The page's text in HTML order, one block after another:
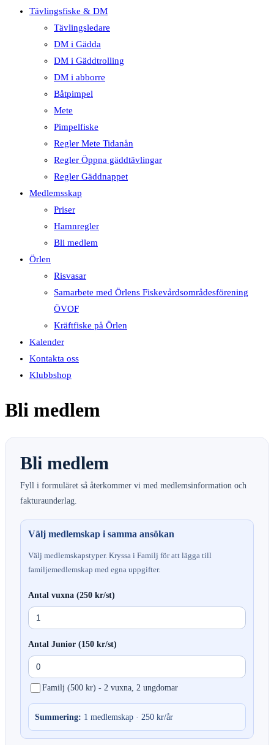
Tävlingsfiske & DM
Tävlingsledare
DM i Gädda
DM i Gäddtrolling
DM i abborre
Båtpimpel
Mete
Pimpelfiske
Regler Mete Tidanån
Regler Öppna gäddtävlingar
Regler Gäddnappet
Medlemsskap
Priser
Hamnregler
Bli medlem
Örlen
Risvasar
Samarbete med Örlens Fiskevårdsområdesförening
ÖVOF
Kräftfiske på Örlen
Kalender
Kontakta oss
Klubbshop
Bli medlem
Bli medlem
Fyll i formuläret så återkommer vi med medlemsinformation och
fakturaunderlag.
Välj medlemskap i samma ansökan
Välj medlemskapstyper. Kryssa i Familj för att lägga till
familjemedlemskap med egna uppgifter.
Antal vuxna (250 kr/st)
Antal Junior (150 kr/st)
Familj (500 kr) - 2 vuxna, 2 ungdomar
Summering: 1 medlemskap · 250 kr/år